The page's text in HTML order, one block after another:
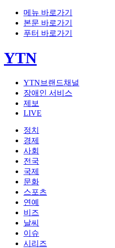
메뉴 바로가기
본문 바로가기
푸터 바로가기
YTN
YTN브랜드채널
장애인 서비스
제보
LIVE
정치
경제
사회
전국
국제
문화
스포츠
연예
비즈
날씨
이슈
시리즈